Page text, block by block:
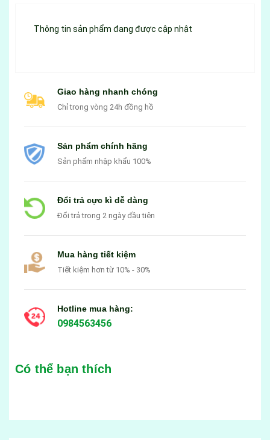
Thông tin sản phẩm đang được cập nhật
Giao hàng nhanh chóng
Chỉ trong vòng 24h đồng hồ
Sản phẩm chính hãng
Sản phẩm nhập khẩu 100%
Đổi trả cực kì dễ dàng
Đổi trả trong 2 ngày đầu tiên
Mua hàng tiết kiệm
Tiết kiệm hơn từ 10% - 30%
Hotline mua hàng:
0984563456
Có thể bạn thích